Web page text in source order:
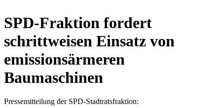
SPD-Fraktion fordert
schrittweisen Einsatz von
emissionsärmeren
Baumaschinen
Pressemitteilung der SPD-Stadtratsfraktion: